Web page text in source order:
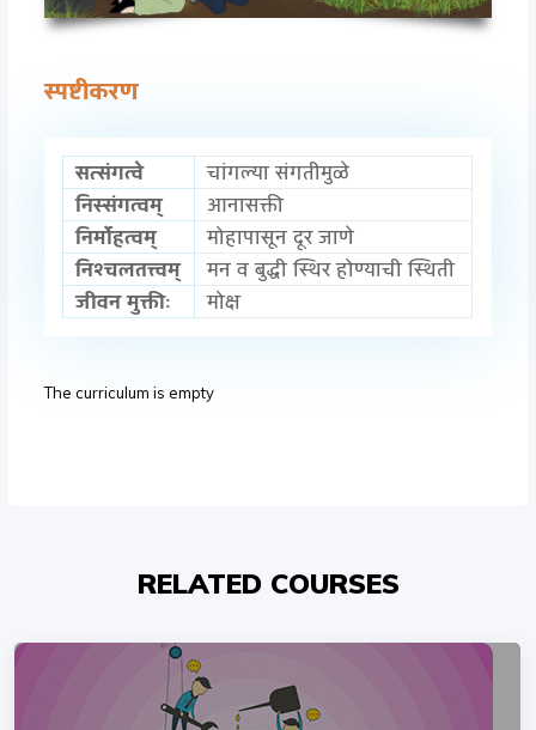
स्पष्टीकरण
सत्संगत्वे
चांगल्या संगतीमुळे
निस्संगत्वम्
आनासक्ती
निर्मोहत्वम्
मोहापासून दूर जाणे
निश्चलतत्त्वम्
मन व बुद्धी स्थिर होण्याची स्थिती
जीवन मुक्तीः
मोक्ष
The curriculum is empty
RELATED COURSES